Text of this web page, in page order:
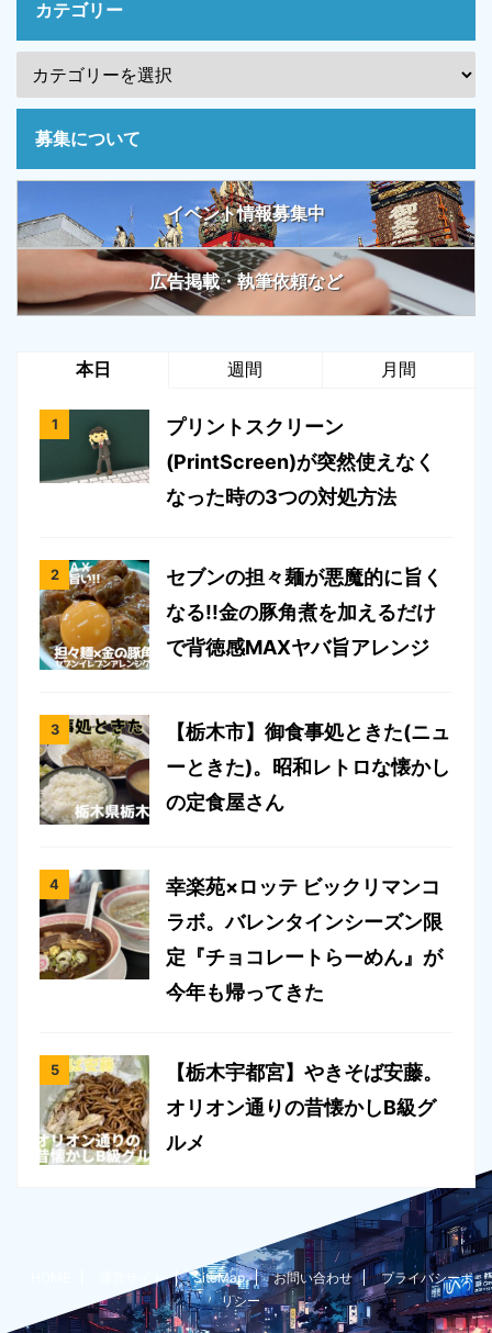
カテゴリー
募集について
イベント情報募集中
広告掲載・執筆依頼など
本日 週間 月間
プリントスクリーン
(PrintScreen)が突然使えなく
なった時の3つの対処方法
セブンの担々麺が悪魔的に旨く
なる!!金の豚角煮を加えるだけ
で背徳感MAXヤバ旨アレンジ
【栃木市】御食事処ときた(ニュ
ーときた)。昭和レトロな懐かし
の定食屋さん
幸楽苑×ロッテ ビックリマンコ
ラボ。バレンタインシーズン限
定『チョコレートらーめん』が
今年も帰ってきた
【栃木宇都宮】やきそば安藤。
オリオン通りの昔懐かしB級グ
ルメ
運営サイト SiteMap お問い合わせ
プライバシーポ
リシー